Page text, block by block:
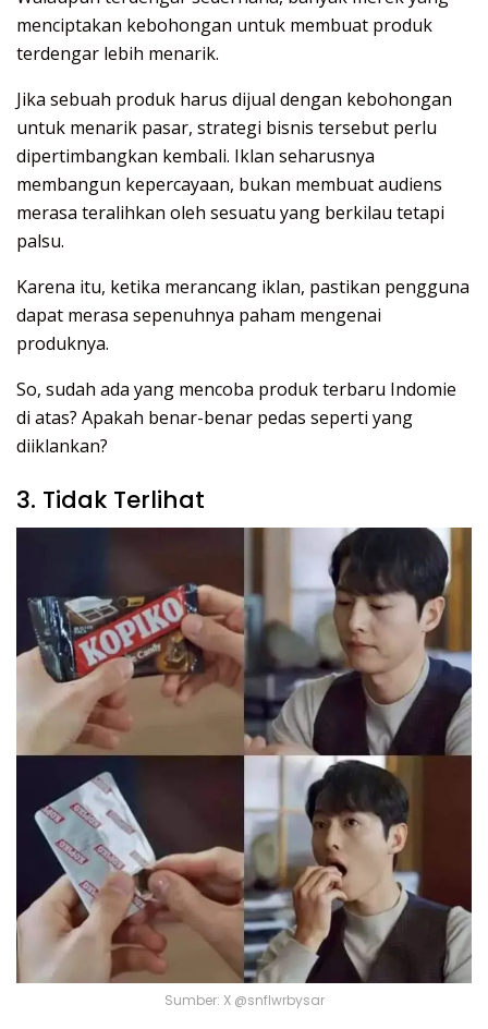
menciptakan kebohongan untuk membuat produk
terdengar lebih menarik.
Jika sebuah produk harus dijual dengan kebohongan
untuk menarik pasar, strategi bisnis tersebut perlu
dipertimbangkan kembali. Iklan seharusnya
membangun kepercayaan, bukan membuat audiens
merasa teralihkan oleh sesuatu yang berkilau tetapi
palsu.
Karena itu, ketika merancang iklan, pastikan pengguna
dapat merasa sepenuhnya paham mengenai
produknya.
So, sudah ada yang mencoba produk terbaru Indomie
di atas? Apakah benar-benar pedas seperti yang
diiklankan?
3. Tidak Terlihat
Sumber: X @snflwrbysar